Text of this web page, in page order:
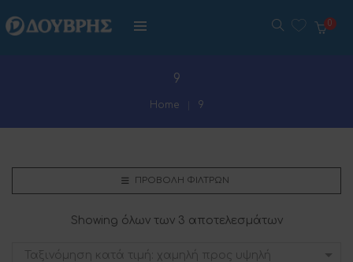
9
Home 9
ΠΡΟΒΟΛΉ ΦΊΛΤΡΩΝ
Showing όλων των 3 αποτελεσμάτων
Ταξινόμηση κατά τιμή: χαμηλή προς υψηλή